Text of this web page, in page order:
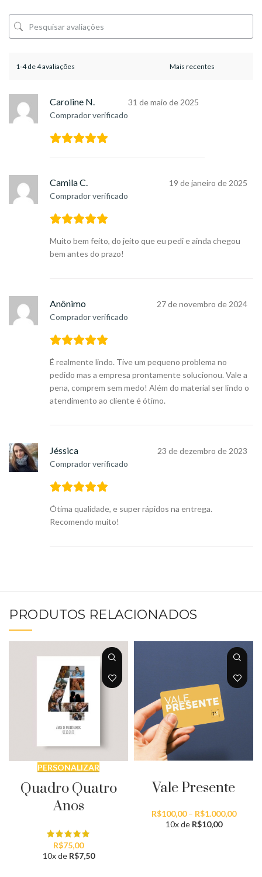
1-4 de 4 avaliações
Caroline N.
Comprador verificado
31 de maio de 2025
Camila C.
Comprador verificado
19 de janeiro de 2025
Muito bem feito, do jeito que eu pedi e ainda chegou
bem antes do prazo!
Anônimo
Comprador verificado
27 de novembro de 2024
É realmente lindo. Tive um pequeno problema no
pedido mas a empresa prontamente solucionou. Vale a
pena, comprem sem medo! Além do material ser lindo o
atendimento ao cliente é ótimo.
Jéssica
Comprador verificado
23 de dezembro de 2023
Ótima qualidade, e super rápidos na entrega.
Recomendo muito!
PRODUTOS RELACIONADOS
PERSONALIZAR
Quadro Quatro
Anos
R$75,00
10x de R$7,50
Vale Presente
R$100,00 – R$1.000,00Faixa
10x de R$10,00